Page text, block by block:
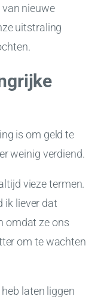
nieuwe
uitstraling
is om geld te
weinig verdiend.
altijd vieze termen.
ik liever dat
omdat ze ons
om te wachten
laten liggen